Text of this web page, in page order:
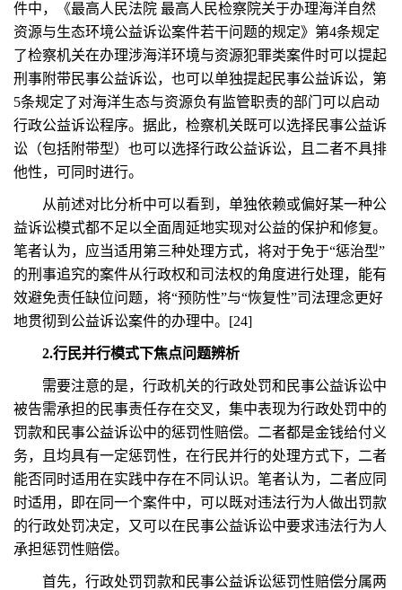
件中，《最高人民法院 最高人民检察院关于办理海洋自然
资源与生态环境公益诉讼案件若干问题的规定》第4条规定
了检察机关在办理涉海洋环境与资源犯罪类案件时可以提起
刑事附带民事公益诉讼，也可以单独提起民事公益诉讼，第
5条规定了对海洋生态与资源负有监管职责的部门可以启动
行政公益诉讼程序。据此，检察机关既可以选择民事公益诉
讼（包括附带型）也可以选择行政公益诉讼，且二者不具排
他性，可同时进行。
从前述对比分析中可以看到，单独依赖或偏好某一种公
益诉讼模式都不足以全面周延地实现对公益的保护和修复。
笔者认为，应当适用第三种处理方式，将对于免于“惩治型”
的刑事追究的案件从行政权和司法权的角度进行处理，能有
效避免责任缺位问题，将“预防性”与“恢复性”司法理念更好
地贯彻到公益诉讼案件的办理中。[24]
2.行民并行模式下焦点问题辨析
需要注意的是，行政机关的行政处罚和民事公益诉讼中
被告需承担的民事责任存在交叉，集中表现为行政处罚中的
罚款和民事公益诉讼中的惩罚性赔偿。二者都是金钱给付义
务，且均具有一定惩罚性，在行民并行的处理方式下，二者
能否同时适用在实践中存在不同认识。笔者认为，二者应同
时适用，即在同一个案件中，可以既对违法行为人做出罚款
的行政处罚决定，又可以在民事公益诉讼中要求违法行为人
承担惩罚性赔偿。
首先，行政处罚罚款和民事公益诉讼惩罚性赔偿分属两